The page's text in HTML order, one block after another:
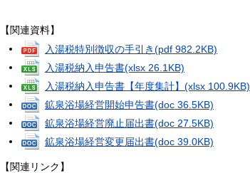
【関連資料】
入湯税特別徴収の手引き(pdf 982.2KB)
入湯税納入申告書(xlsx 26.1KB)
入湯税納入申告書【年度集計】 (xlsx 100.9KB)
鉱泉浴場経営開始申告書(doc 36.5KB)
鉱泉浴場経営廃止届出書(doc 27.5KB)
鉱泉浴場経営変更届出書(doc 39.0KB)
【関連リンク】